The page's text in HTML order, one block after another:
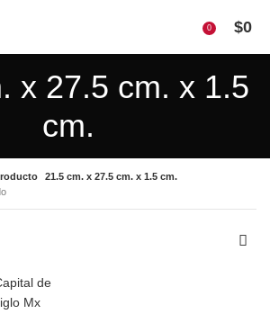
0 $0
x 27.5 cm. x 1.5
cm.
21.5 cm. x 27.5 cm. x 1.5 cm.